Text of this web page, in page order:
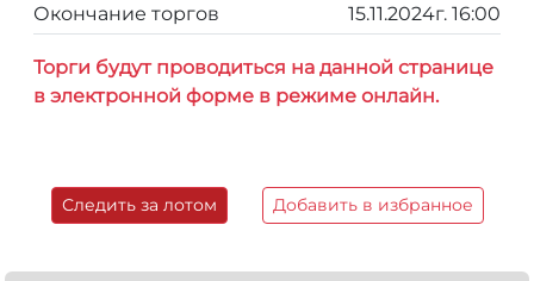
Окончание торгов
15.11.2024г. 16:00
Торги будут проводиться на данной странице
в электронной форме в режиме онлайн.
Следить за лотом Добавить в избранное